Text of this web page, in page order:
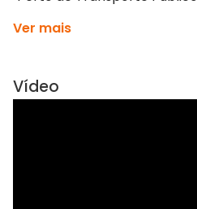
Ver mais
Vídeo